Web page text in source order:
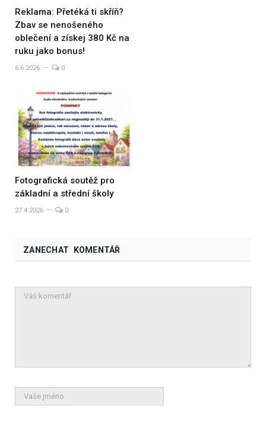
Reklama: Přetéká ti skříň?
Zbav se nenošeného
oblečení a získej 380 Kč na
ruku jako bonus!
6.6.2026 0
Fotografická soutěž pro
základní a střední školy
27.4.2026 0
ZANECHAT KOMENTÁŘ